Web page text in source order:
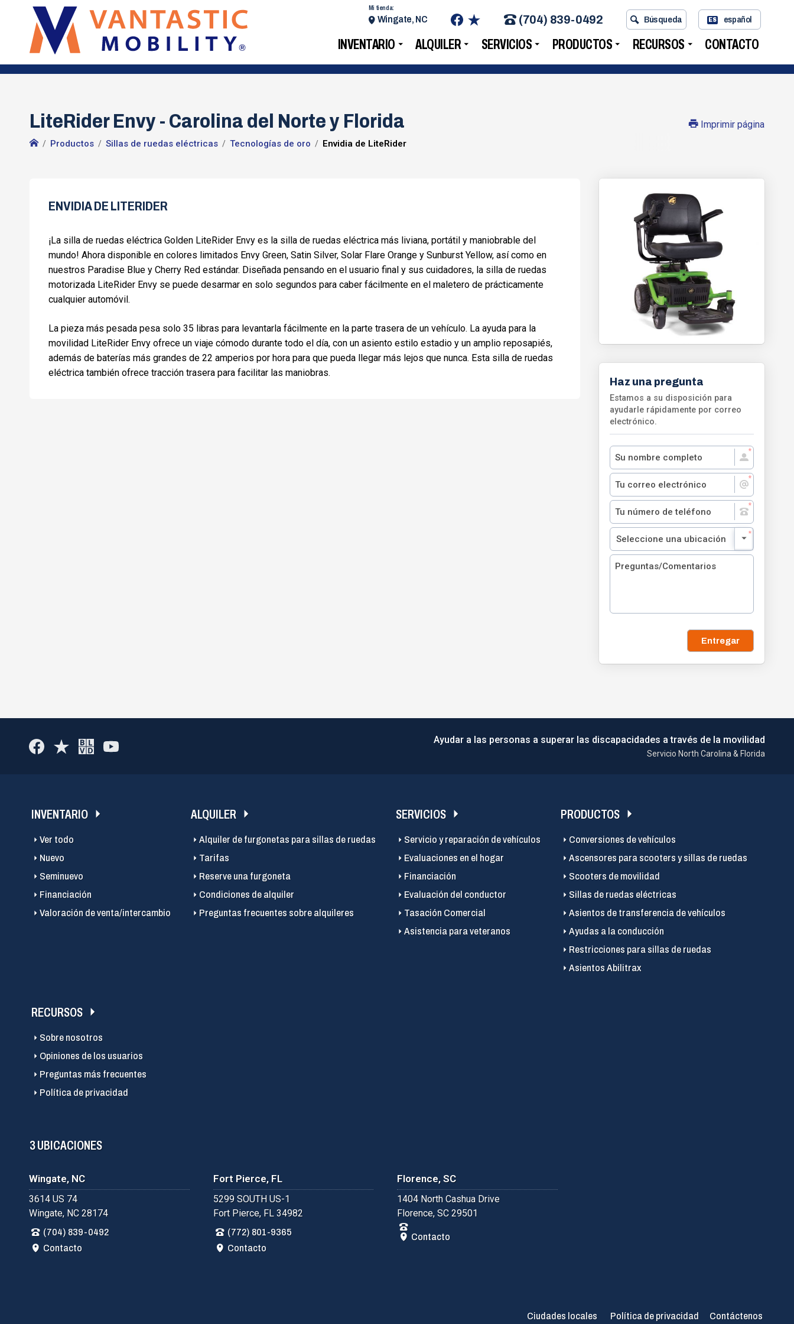
INVENTARIO ALQUILER SERVICIOS PRODUCTOS RECURSOS CONTACTO
Mi tienda:
Wingate, NC (704) 839-0492 Búsqueda ES español
LiteRider Envy - Carolina del Norte y Florida
Productos Sillas de ruedas eléctricas Tecnologías de oro Envidia de LiteRider
Imprimir página
ENVIDIA DE LITERIDER
¡La silla de ruedas eléctrica Golden LiteRider Envy es la silla de ruedas eléctrica más liviana, portátil y maniobrable del
mundo! Ahora disponible en colores limitados Envy Green, Satin Silver, Solar Flare Orange y Sunburst Yellow, así como en
nuestros Paradise Blue y Cherry Red estándar. Diseñada pensando en el usuario final y sus cuidadores, la silla de ruedas
motorizada LiteRider Envy se puede desarmar en solo segundos para caber fácilmente en el maletero de prácticamente
cualquier automóvil.
La pieza más pesada pesa solo 35 libras para levantarla fácilmente en la parte trasera de un vehículo. La ayuda para la
movilidad LiteRider Envy ofrece un viaje cómodo durante todo el día, con un asiento estilo estadio y un amplio reposapiés,
además de baterías más grandes de 22 amperios por hora para que pueda llegar más lejos que nunca. Esta silla de ruedas
eléctrica también ofrece tracción trasera para facilitar las maniobras.
Haz una pregunta
Estamos a su disposición para
ayudarle rápidamente por correo
electrónico.
Entregar
Ayudar a las personas a superar las discapacidades a través de la movilidad
Servicio North Carolina & Florida
INVENTARIO
Ver todo
Nuevo
Seminuevo
Financiación
Valoración de venta/intercambio
ALQUILER
Alquiler de furgonetas para sillas de ruedas
Tarifas
Reserve una furgoneta
Condiciones de alquiler
Preguntas frecuentes sobre alquileres
SERVICIOS
Servicio y reparación de vehículos
Evaluaciones en el hogar
Financiación
Evaluación del conductor
Tasación Comercial
Asistencia para veteranos
PRODUCTOS
Conversiones de vehículos
Ascensores para scooters y sillas de ruedas
Scooters de movilidad
Sillas de ruedas eléctricas
Asientos de transferencia de vehículos
Ayudas a la conducción
Restricciones para sillas de ruedas
Asientos Abilitrax
RECURSOS
Sobre nosotros
Opiniones de los usuarios
Preguntas más frecuentes
Política de privacidad
3 UBICACIONES
Wingate, NC
3614 US 74
Wingate, NC 28174
(704) 839-0492
Contacto
Fort Pierce, FL
5299 SOUTH US-1
Fort Pierce, FL 34982
(772) 801-9365
Contacto
Florence, SC
1404 North Cashua Drive
Florence, SC 29501
Contacto
Ciudades locales Política de privacidad Contáctenos